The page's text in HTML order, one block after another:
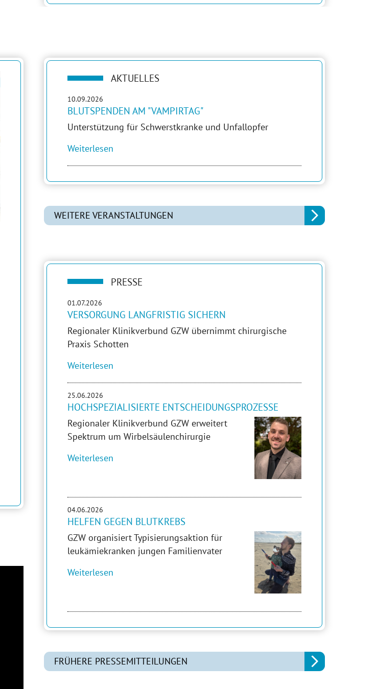
AKTUELLES
BLUTSPENDEN AM "VAMPIRTAG"
Unterstützung für Schwerstkranke und Unfallopfer
Weiterlesen
10.09.2026
WEITERE VERANSTALTUNGEN
PRESSE
VERSORGUNG LANGFRISTIG SICHERN
Regionaler Klinikverbund GZW übernimmt chirurgische
Praxis Schotten
Weiterlesen
01.07.2026
HOCHSPEZIALISIERTE ENTSCHEIDUNGSPROZESSE
Regionaler Klinikverbund GZW erweitert
Spektrum um Wirbelsäulenchirurgie
Weiterlesen
25.06.2026
HELFEN GEGEN BLUTKREBS
GZW organisiert Typisierungsaktion für
leukämiekranken jungen Familienvater
Weiterlesen
04.06.2026
FRÜHERE PRESSEMITTEILUNGEN